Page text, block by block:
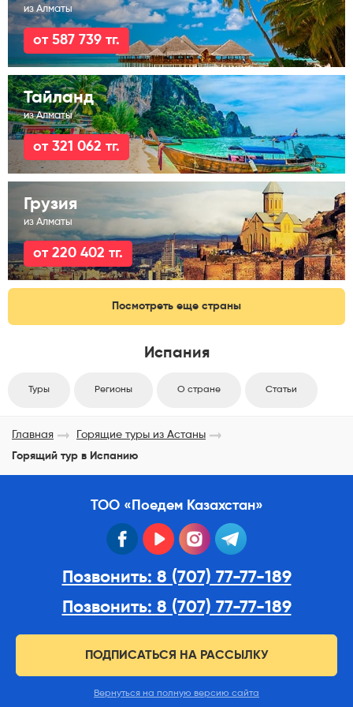
из Алматы
от 587 739 тг.
Тайланд
из Алматы
от 321 062 тг.
Грузия
из Алматы
от 220 402 тг.
Посмотреть еще страны
Испания
Туры Регионы О стране Статьи
Главная
Горящие туры из Астаны
Горящий тур в Испанию
ТОО «Поедем Казахстан»
facebook youtube instagram
Позвонить: 8 (707) 77-77-189
Позвонить: 8 (707) 77-77-189
ПОДПИСАТЬСЯ НА РАССЫЛКУ
Вернуться на полную версию сайта